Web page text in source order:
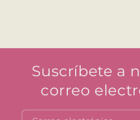
Suscríbete a
correo